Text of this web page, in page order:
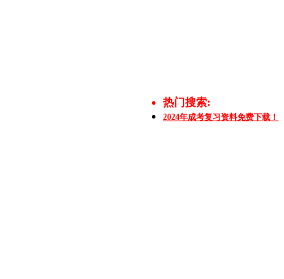
热门搜索:
2024年成考复习资料免费下载！